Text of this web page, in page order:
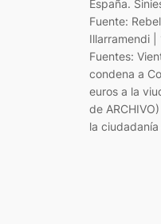
España.
Fuente:
Illarramendi
Fuentes:
condena a
euros a la
de
la